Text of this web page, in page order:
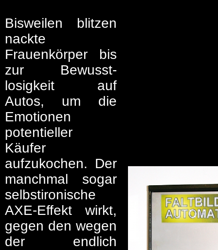
Bisweilen blitzen
nackte
Frauenkörper bis
zur Bewusst-
losigkeit auf
Autos, um die
Emotionen
potentieller
Käufer
aufzukochen. Der
manchmal sogar
selbstironische
AXE-Effekt wirkt,
gegen den wegen
der endlich